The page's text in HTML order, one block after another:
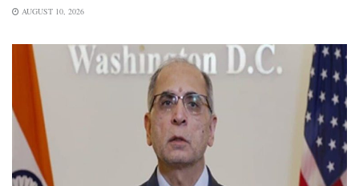
AUGUST 10, 2026